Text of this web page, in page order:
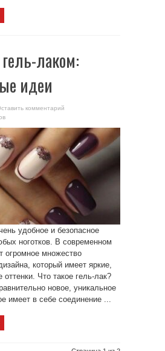
лаком:
идеи
комментарий
удобное и безопасное
ноготков. В современном
огромное множество
который имеет яркие,
Что такое гель-лак?
новое, уникальное
имеет в себе соединение ...